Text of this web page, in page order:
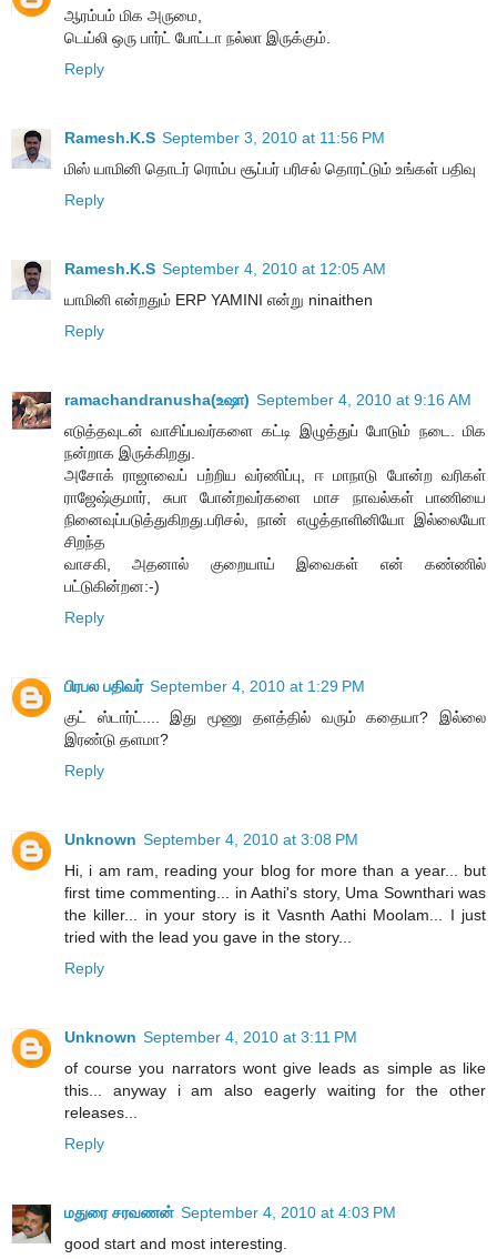
ஆரம்பம் மிக அருமை,
டெய்லி ஒரு பார்ட் போட்டா நல்லா இருக்கும்.
Reply
Ramesh.K.S September 3, 2010 at 11:56 PM
மிஸ் யாமினி தொடர் ரொம்ப சூப்பர் பரிசல் தொரட்டும் உங்கள் பதிவு
Reply
Ramesh.K.S September 4, 2010 at 12:05 AM
யாமினி என்றதும் ERP YAMINI என்று ninaithen
Reply
ramachandranusha(உஷா) September 4, 2010 at 9:16 AM
எடுத்தவுடன் வாசிப்பவர்களை கட்டி இழுத்துப் போடும் நடை. மிக
நன்றாக இருக்கிறது.
அசோக் ராஜாவைப் பற்றிய வர்ணிப்பு, ஈ மாநாடு போன்ற வரிகள்
ராஜேஷ்குமார், சுபா போன்றவர்களை மாச நாவல்கள் பாணியை
நினைவுப்படுத்துகிறது.பரிசல், நான் எழுத்தாளினியோ இல்லையோ
சிறந்த
வாசகி, அதனால் குறையாய் இவைகள் என் கண்ணில்
பட்டுகின்றன:-)
Reply
பிரபல பதிவர் September 4, 2010 at 1:29 PM
குட் ஸ்டார்ட்.... இது மூணு த‌ள‌த்தில் வ‌ரும் க‌தையா? இல்லை
இர‌ண்டு த‌ள‌மா?
Reply
Unknown September 4, 2010 at 3:08 PM
Hi, i am ram, reading your blog for more than a year... but
first time commenting... in Aathi's story, Uma Sownthari was
the killer... in your story is it Vasnth Aathi Moolam... I just
tried with the lead you gave in the story...
Reply
Unknown September 4, 2010 at 3:11 PM
of course you narrators wont give leads as simple as like
this... anyway i am also eagerly waiting for the other
releases...
Reply
மதுரை சரவணன் September 4, 2010 at 4:03 PM
good start and most interesting.